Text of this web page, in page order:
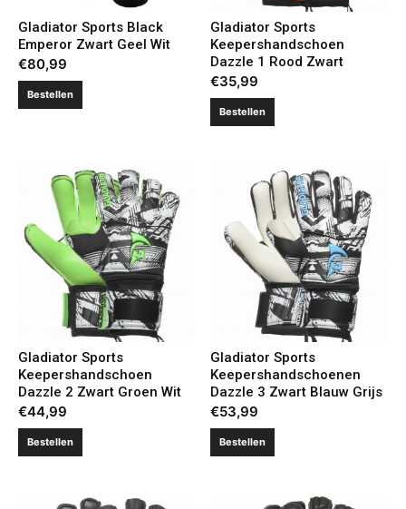
Gladiator Sports Black
Emperor Zwart Geel Wit
€80,99
Bestellen
Gladiator Sports
Keepershandschoen
Dazzle 1 Rood Zwart
€35,99
Bestellen
Gladiator Sports
Keepershandschoen
Dazzle 2 Zwart Groen Wit
€44,99
Bestellen
Gladiator Sports
Keepershandschoenen
Dazzle 3 Zwart Blauw Grijs
€53,99
Bestellen